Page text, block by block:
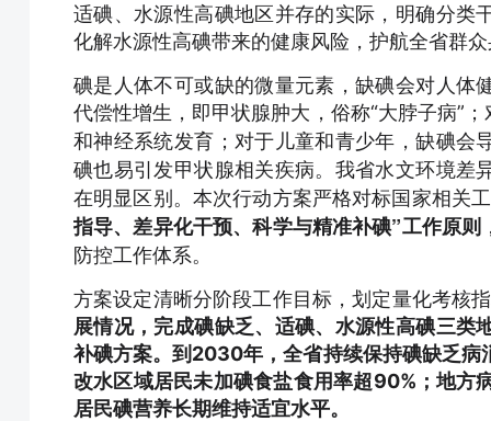
适碘、水源性高碘地区并存的实际，明确分类
化解水源性高碘带来的健康风险，护航全省群
碘是人体不可或缺的微量元素，缺碘会对人体
代偿性增生，即甲状腺肿大，俗称“大脖子病”
和神经系统发育；对于儿童和青少年，缺碘会
碘也易引发甲状腺相关疾病。我省水文环境差
在明显区别。本次行动方案严格对标国家相关
指导、差异化干预、科学与精准补碘”工作原则
防控工作体系。
方案设定清晰分阶段工作目标，划定量化考核
展情况，完成碘缺乏、适碘、水源性高碘三类
补碘方案。到2030年，全省持续保持碘缺乏
改水区域居民未加碘食盐食用率超90%；地方
居民碘营养长期维持适宜水平。